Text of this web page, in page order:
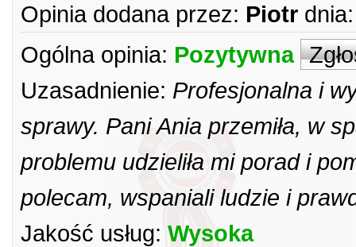
Opinia dodana przez: Piotr dnia:
Ogólna opinia: Pozytywna
Uzasadnienie: Profesjonalna i
sprawy. Pani Ania przemiła, w
problemu udzieliła mi porad i
polecam, wspaniali ludzie i
Jakość usług: Wysoka